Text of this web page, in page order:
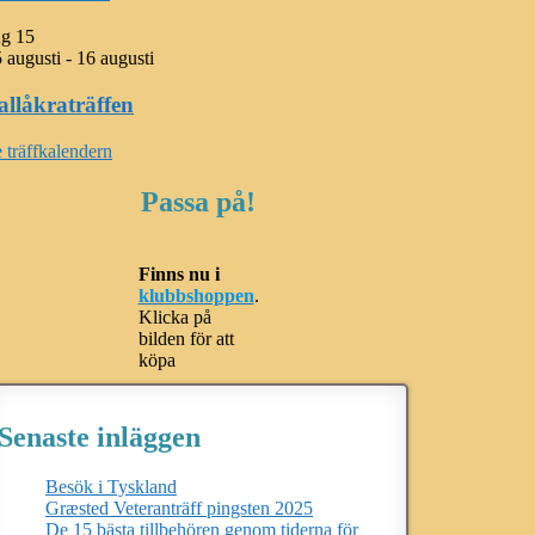
15
augusti - 16 augusti
träffkalendern
Passa på!
Finns nu i
klubbshoppen.
Klicka på
bilden för att
köpa
Senaste inläggen
Besök i Tyskland
Græsted Veteranträff pingsten 2025
De 15 bästa tillbehören genom tiderna för